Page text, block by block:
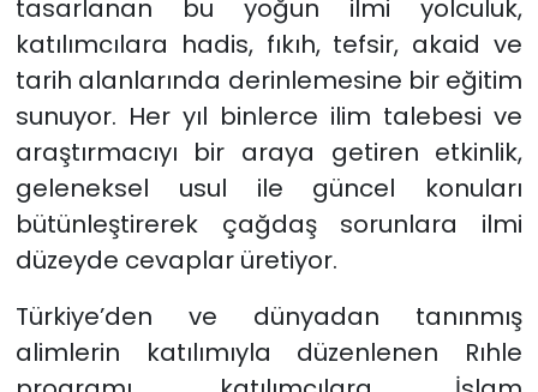
tasarlanan bu yoğun ilmi yolculuk,
katılımcılara hadis, fıkıh, tefsir, akaid ve
tarih alanlarında derinlemesine bir eğitim
sunuyor. Her yıl binlerce ilim talebesi ve
araştırmacıyı bir araya getiren etkinlik,
geleneksel usul ile güncel konuları
bütünleştirerek çağdaş sorunlara ilmi
düzeyde cevaplar üretiyor.
Türkiye’den ve dünyadan tanınmış
alimlerin katılımıyla düzenlenen Rıhle